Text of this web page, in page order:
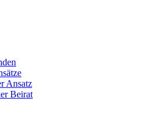
Ansatz
Beirat